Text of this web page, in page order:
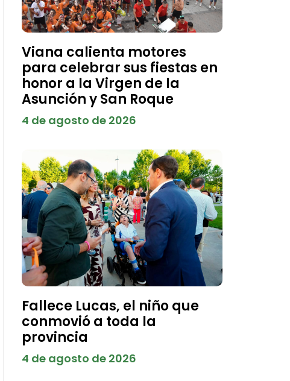
Viana calienta motores
para celebrar sus fiestas en
honor a la Virgen de la
Asunción y San Roque
4 de agosto de 2026
Fallece Lucas, el niño que
conmovió a toda la
provincia
4 de agosto de 2026